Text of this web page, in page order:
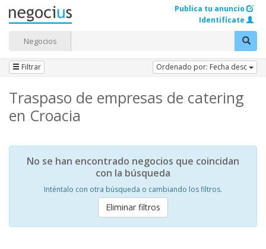
Negocios
Publica tu anuncio
Identifícate
Filtrar Ordenado por: Fecha desc
Traspaso de empresas de catering
en Croacia
No se han encontrado negocios que coincidan
con la búsqueda
Inténtalo con otra búsqueda o cambiando los filtros.
Eliminar filtros